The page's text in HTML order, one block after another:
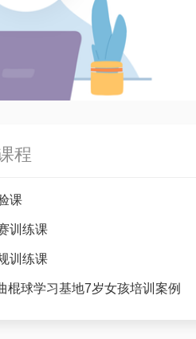
程
课
训练课
训练课
棍球学习基地7岁女孩培训案例